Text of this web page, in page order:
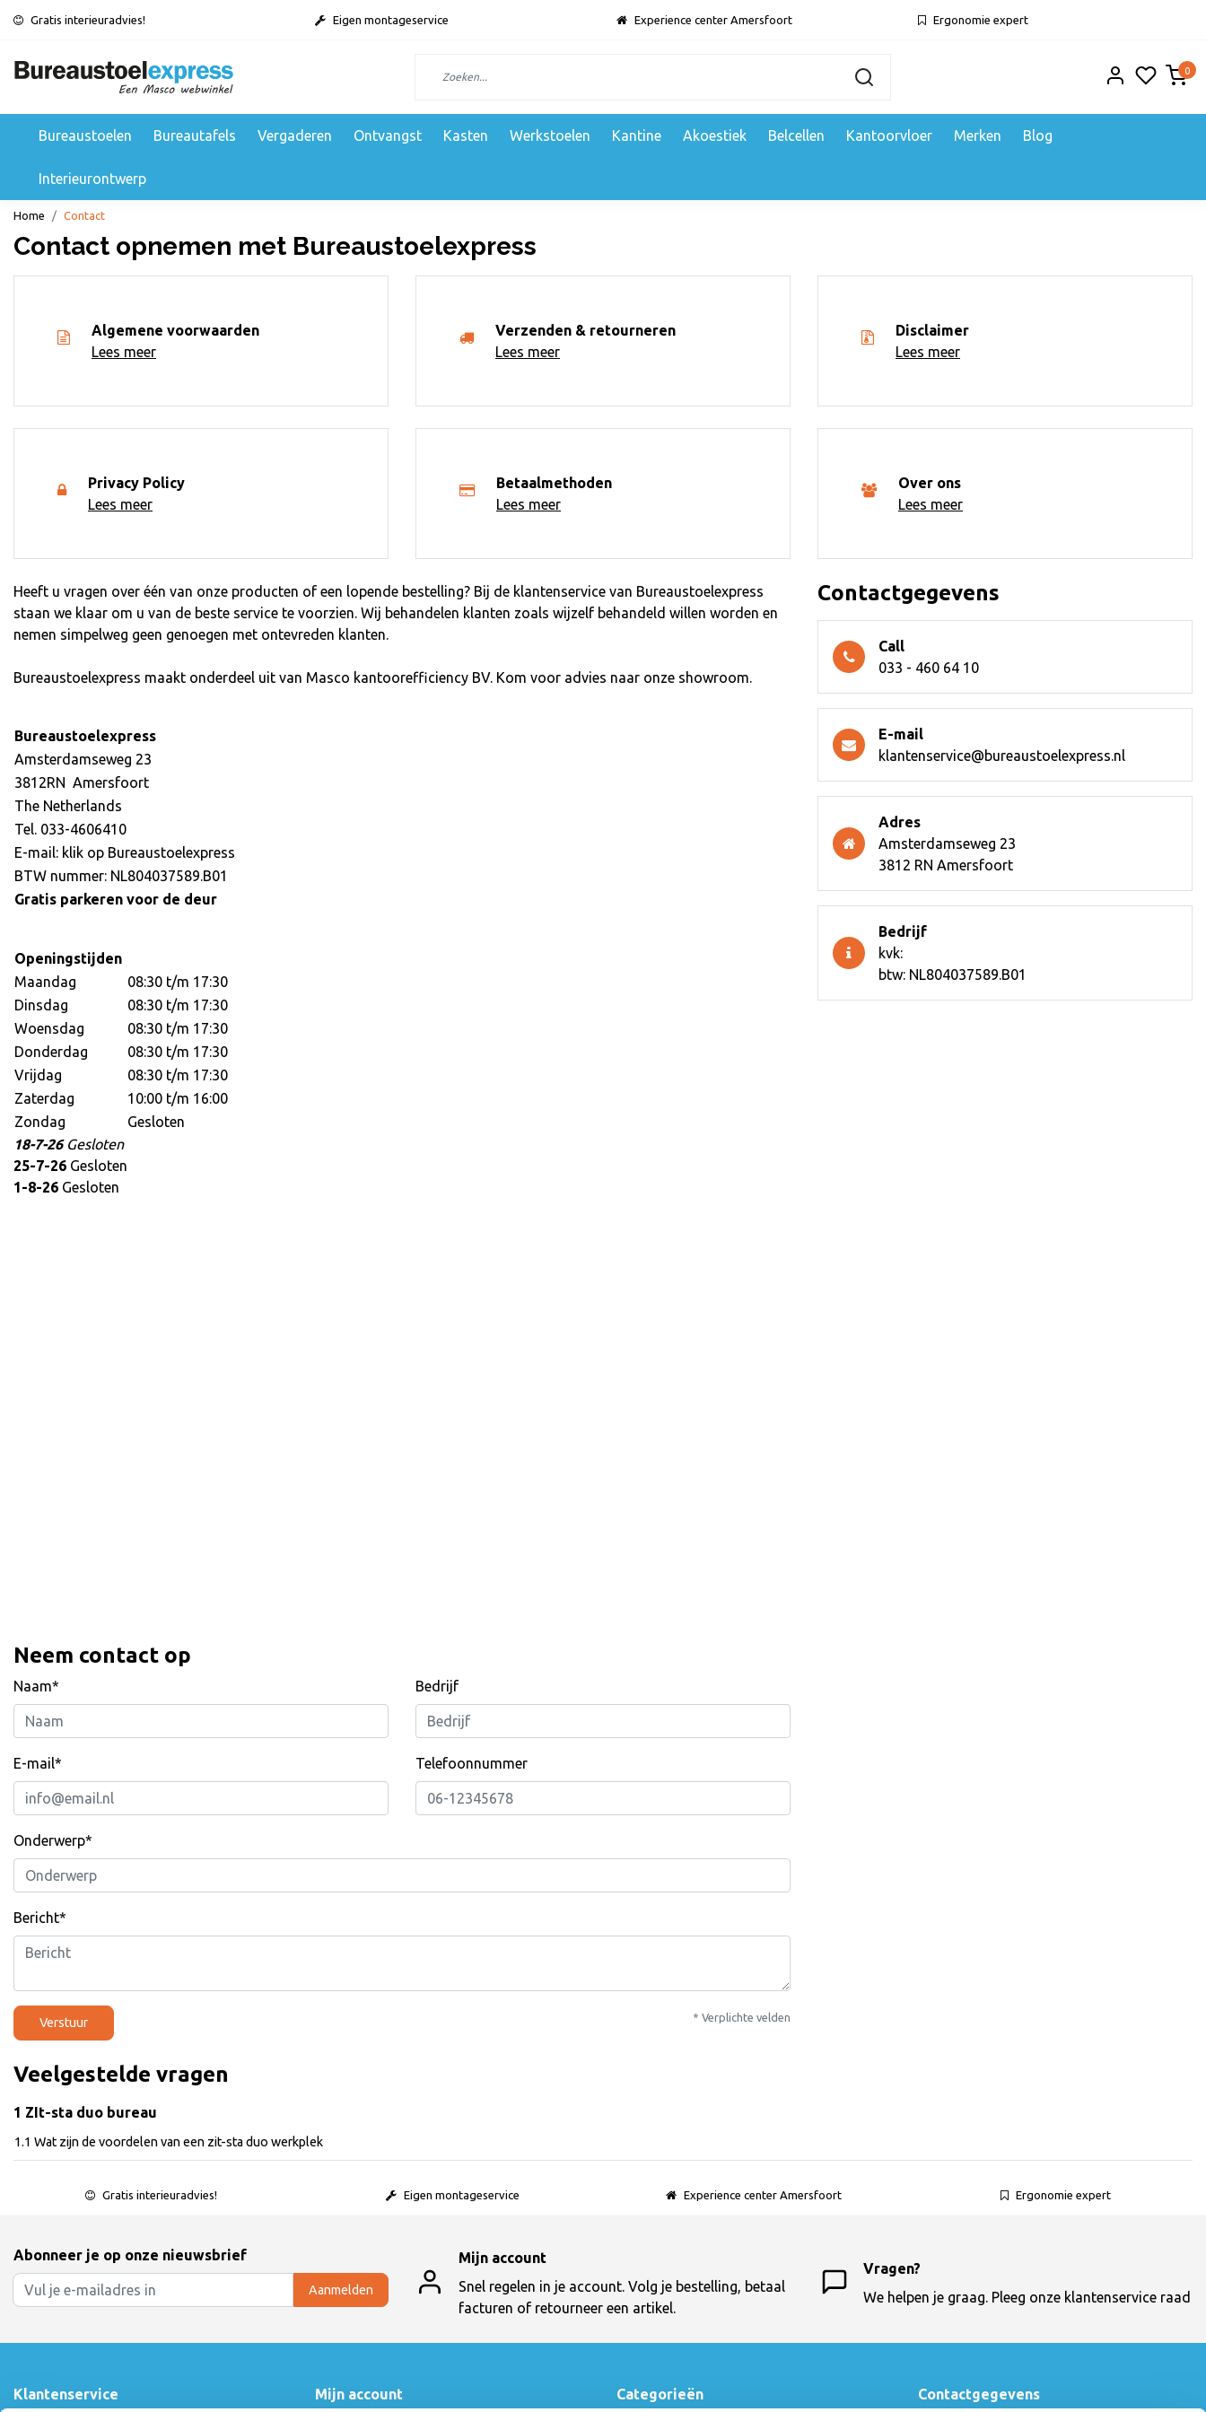
Gratis interieuradvies! Eigen montageservice Experience center Amersfoort Ergonomie expert
0
Bureaustoelen Bureautafels Vergaderen Ontvangst Kasten Werkstoelen Kantine Akoestiek Belcellen Kantoorvloer Merken Blog
Interieurontwerp
Home Contact
Contact opnemen met Bureaustoelexpress
Algemene voorwaarden
Lees meer
Verzenden & retourneren
Lees meer
Disclaimer
Lees meer
Privacy Policy
Lees meer
Betaalmethoden
Lees meer
Over ons
Lees meer
Heeft u vragen over één van onze producten of een lopende bestelling? Bij de klantenservice van Bureaustoelexpress
staan we klaar om u van de beste service te voorzien. Wij behandelen klanten zoals wijzelf behandeld willen worden en
nemen simpelweg geen genoegen met ontevreden klanten.
Bureaustoelexpress maakt onderdeel uit van Masco kantoorefficiency BV. Kom voor advies naar onze showroom.
Bureaustoelexpress
Amsterdamseweg 23
3812RN Amersfoort
The Netherlands
Tel. 033-4606410
E-mail: klik op Bureaustoelexpress
BTW nummer: NL804037589.B01
Gratis parkeren voor de deur
Openingstijden
Maandag
08:30 t/m 17:30
Dinsdag
08:30 t/m 17:30
Woensdag
08:30 t/m 17:30
Donderdag
08:30 t/m 17:30
Vrijdag
08:30 t/m 17:30
Zaterdag
10:00 t/m 16:00
Zondag
Gesloten
18-7-26Gesloten
25-7-26 Gesloten
1-8-26 Gesloten
Neem contact op
Naam* Bedrijf
E-mail* Telefoonnummer
Onderwerp*
Bericht*
Verstuur * Verplichte velden
Contactgegevens
Call
033 - 460 64 10
E-mail
klantenservice@bureaustoelexpress.nl
Adres
Amsterdamseweg 23
3812 RN Amersfoort
Bedrijf
kvk:
btw: NL804037589.B01
Veelgestelde vragen
1 ZIt-sta duo bureau
1.1 Wat zijn de voordelen van een zit-sta duo werkplek
Gratis interieuradvies! Eigen montageservice Experience center Amersfoort Ergonomie expert
Abonneer je op onze nieuwsbrief
Aanmelden
Mijn account
Snel regelen in je account. Volg je bestelling, betaal
facturen of retourneer een artikel.
Vragen?
We helpen je graag. Pleeg onze klantenservice raad
Klantenservice Mijn account Categorieën Contactgegevens